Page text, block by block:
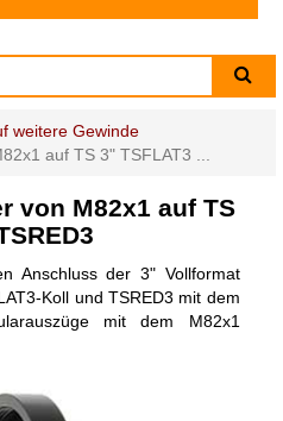
weitere Gewinde
auf TS 3" TSFLAT3 ...
von M82x1 auf TS
Anschluss der 3" Vollformat
Koll und TSRED3 mit dem
mit dem M82x1